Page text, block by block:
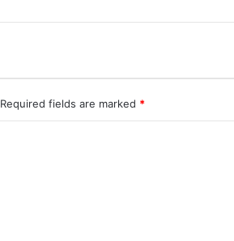
Required fields are marked *